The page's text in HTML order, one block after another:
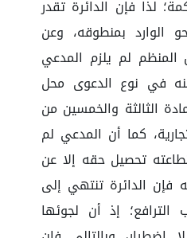
لذا فإن الدائرة تقدر
الوارد بمنطوقه، وعن
المنظم لم يلزم المدعي
في نوع الدعوى محل
الثالثة والخمسين من
كما أن المدعي لم
تحصيل حقه إلا عن
فإن الدائرة تنتهي إلى
الترافع؛ إذ أن لجوئها